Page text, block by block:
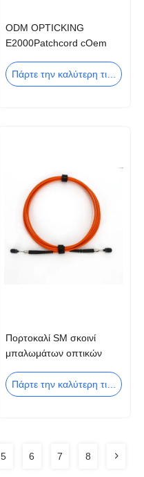
ODM OPTICKING
E2000Patchcord cOem
Πάρτε την καλύτερη τιμή
Πορτοκαλί SM σκοινί
μπαλωμάτων οπτικών
καλώδιο
Πάρτε την καλύτερη τιμή
5 6 7 8